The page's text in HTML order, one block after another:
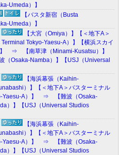
Umeda）】
【バスタ新宿（Busta
Umeda）】
【大宮（Omiya）】【＜地下A＞
Tokyo-Yaesu-A）】【横浜スカイ
】 ⇒ 【南草津（Minami-Kusatsu）】
（Osaka-Namba）】【USJ（Universal
【海浜幕張（Kaihin-
）】【＜地下A＞バスターミナル
Yaesu-A）】 ⇒ 【難波（Osaka-
）】【USJ（Universal Studios
【海浜幕張（Kaihin-
）】【＜地下A＞バスターミナル
Yaesu-A）】 ⇒ 【難波（Osaka-
）】【USJ（Universal Studios